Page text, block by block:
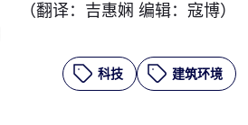
（翻译：吉惠娴 编辑：寇博）
科技 建筑环境